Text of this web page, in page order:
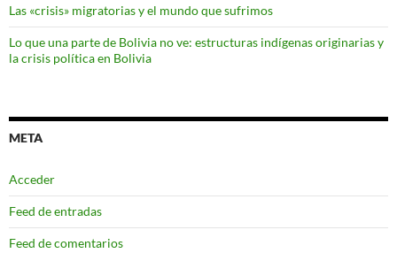
Las «crisis» migratorias y el mundo que sufrimos
Lo que una parte de Bolivia no ve: estructuras indígenas originarias y
la crisis política en Bolivia
META
Acceder
Feed de entradas
Feed de comentarios